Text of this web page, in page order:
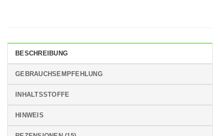
BESCHREIBUNG
GEBRAUCHSEMPFEHLUNG
INHALTSSTOFFE
HINWEIS